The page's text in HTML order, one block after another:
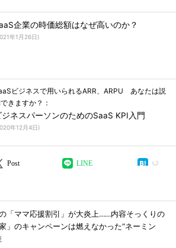
企業の時価総額はなぜ高いのか？
年1月26日)
ビジネスで用いられるARR、ARPU あなたは説
きますか？：
ジネスパーソンのためのSaaS KPI入門
年12月4日)
Post LINE
「ママ応援割引」が大炎上……内容そっくりの
家」のキャンペーンは燃えなかった“ネーミン